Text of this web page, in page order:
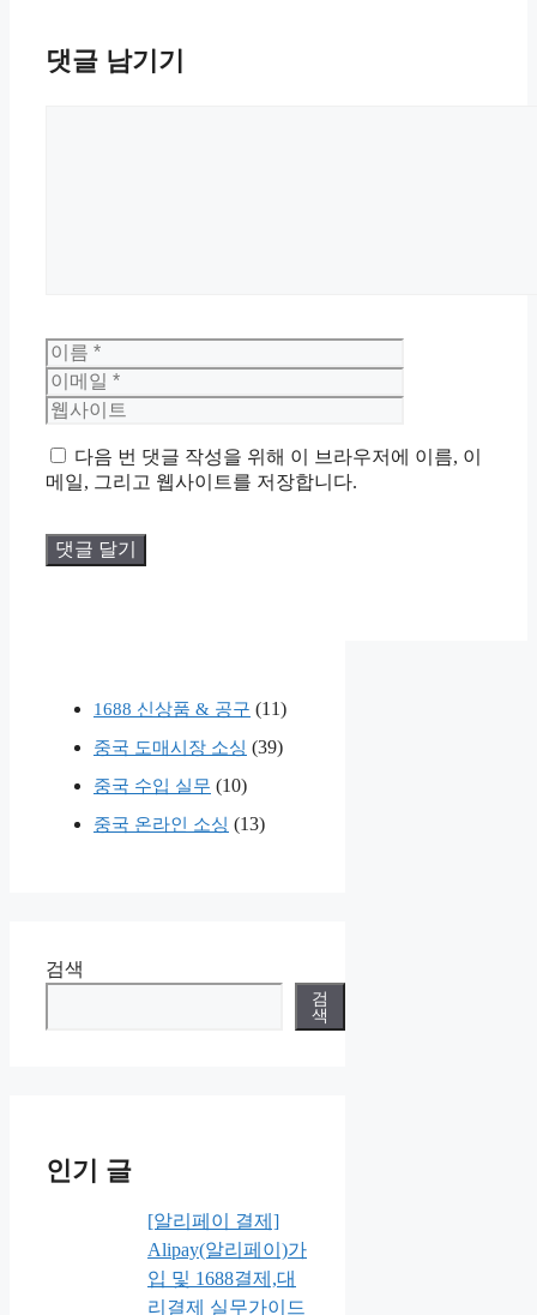
댓글 남기기
이
름
메
일
사
트
다음 번 댓글 작성을 위해 이 브라우저에 이름, 이
메일, 그리고 웹사이트를 저장합니다.
1688 신상품 & 공구 (11)
중국 도매시장 소싱 (39)
중국 수입 실무 (10)
중국 온라인 소싱 (13)
검색
검
색
인기 글
[알리페이 결제]
Alipay(알리페이)가
입 및 1688결제,대
리결제 실무가이드